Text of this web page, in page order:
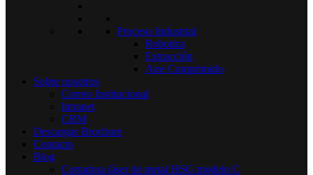
Proceso Industrial
Robotica
Extracción
Aire Comprimido
Sobre nosotros
Correo Institucional
Intranet
CRM
Descargar Brochure
Contacto
Blog
Cortadora láser de metal HSG modelo C​